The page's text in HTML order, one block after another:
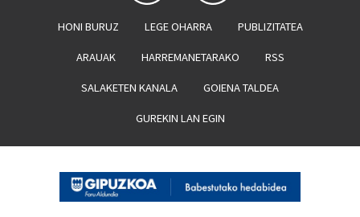
HONI BURUZ LEGE OHARRA PUBLIZITATEA
ARAUAK HARREMANETARAKO RSS
SALAKETEN KANALA GOIENA TALDEA
GUREKIN LAN EGIN